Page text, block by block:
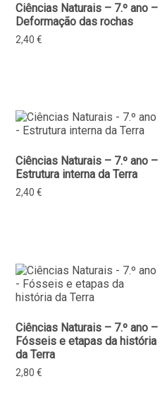
Ciências Naturais – 7.º ano –
Deformação das rochas
2,40 €
Ciências Naturais – 7.º ano –
Estrutura interna da Terra
2,40 €
Ciências Naturais – 7.º ano –
Fósseis e etapas da história
da Terra
2,80 €